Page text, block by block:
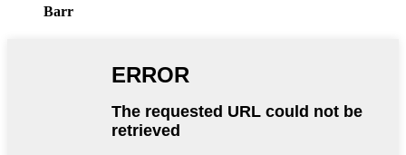
Barr